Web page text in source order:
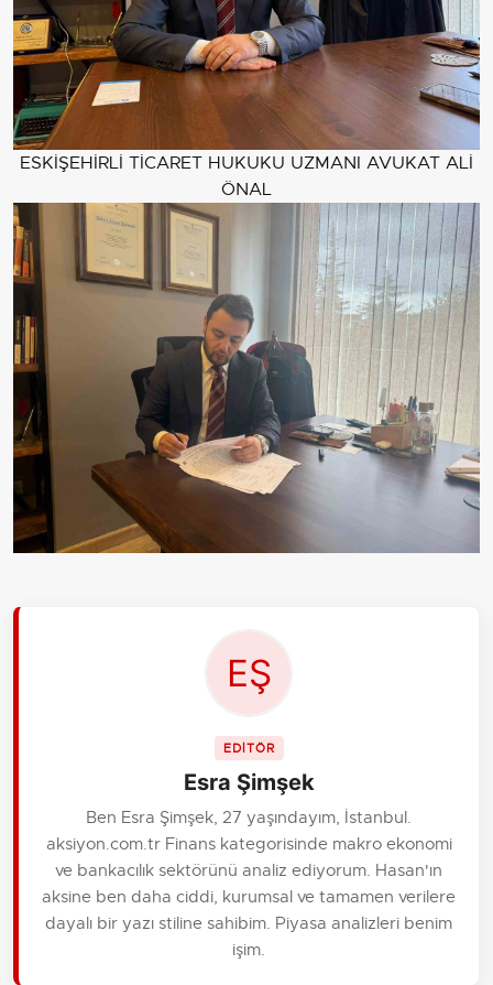
ESKİŞEHİRLİ TİCARET HUKUKU UZMANI AVUKAT ALİ
ÖNAL
EDİTÖR
Esra Şimşek
Ben Esra Şimşek, 27 yaşındayım, İstanbul.
aksiyon.com.tr Finans kategorisinde makro ekonomi
ve bankacılık sektörünü analiz ediyorum. Hasan'ın
aksine ben daha ciddi, kurumsal ve tamamen verilere
dayalı bir yazı stiline sahibim. Piyasa analizleri benim
işim.